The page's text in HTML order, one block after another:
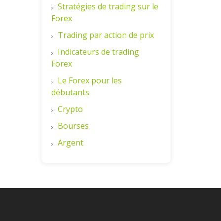
Stratégies de trading sur le
Forex
Trading par action de prix
Indicateurs de trading
Forex
Le Forex pour les
débutants
Crypto
Bourses
Argent